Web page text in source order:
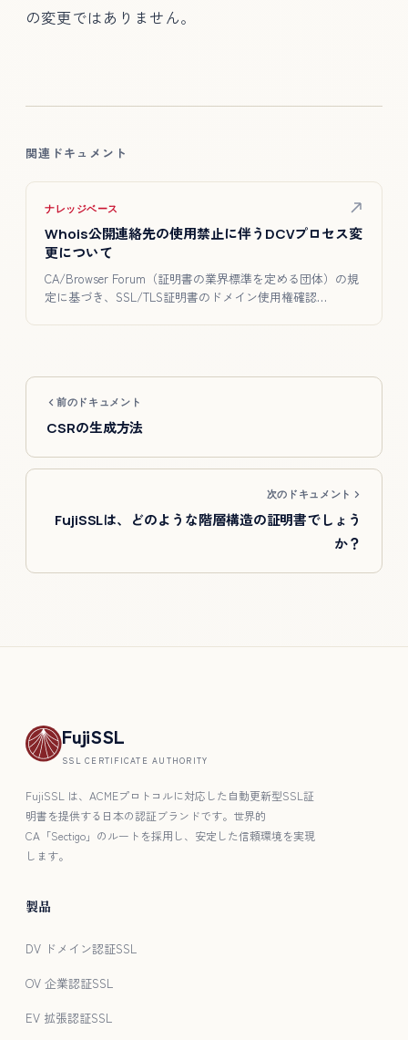
の変更ではありません。
関連ドキュメント
ナレッジベース
Whois公開連絡先の使用禁止に伴うDCVプロセス変
更について
CA/Browser Forum（証明書の業界標準を定める団体）の規
定に基づき、SSL/TLS証明書のドメイン使用権確認…
前のドキュメント
CSRの生成方法
次のドキュメント
FujiSSLは、どのような階層構造の証明書でしょう
か？
FujiSSL
SSL CERTIFICATE AUTHORITY
FujiSSL は、ACMEプロトコルに対応した自動更新型SSL証
明書を提供する日本の認証ブランドです。世界的
CA「Sectigo」のルートを採用し、安定した信頼環境を実現
します。
製品
DV ドメイン認証SSL
OV 企業認証SSL
EV 拡張認証SSL